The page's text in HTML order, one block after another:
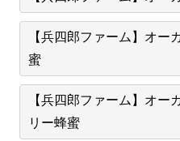
【兵四郎ファーム】オー
蜜
【兵四郎ファーム】オー
リー蜂蜜